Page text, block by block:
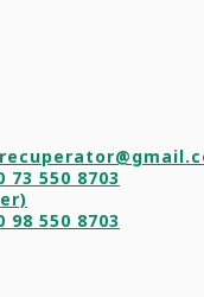
73 550 8703
98 550 8703